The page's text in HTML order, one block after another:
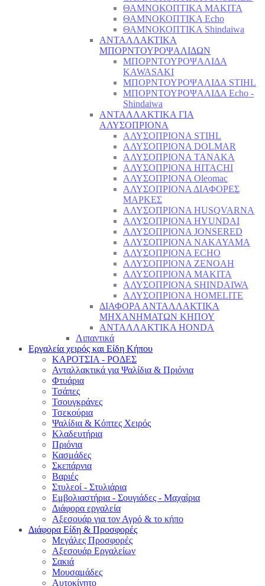
ΘΑΜΝΟΚΟΠΤΙΚΑ MAKITA
ΘΑΜΝΟΚΟΠΤΙΚΑ Echo
ΘΑΜΝΟΚΟΠΤΙΚΑ Shindaiwa
ΑΝΤΑΛΛΑΚΤΙΚΑ
ΜΠΟΡΝΤΟΥΡΟΨΑΛΙΔΩΝ
ΜΠΟΡΝΤΟΥΡΟΨΑΛΙΔΑ
KAWASAKI
ΜΠΟΡΝΤΟΥΡΟΨΑΛΙΔΑ STIHL
ΜΠΟΡΝΤΟΥΡΟΨΑΛΙΔΑ Echo -
Shindaiwa
ΑΝΤΑΛΛΑΚΤΙΚΑ ΓΙΑ
ΑΛΥΣΟΠΡΙΟΝΑ
ΑΛΥΣΟΠΡΙΟΝΑ STIHL
ΑΛΥΣΟΠΡΙΟΝΑ DOLMAR
ΑΛΥΣΟΠΡΙΟΝΑ TANAKA
ΑΛΥΣΟΠΡΙΟΝΑ HITACHI
ΑΛΥΣΟΠΡΙΟΝΑ Oleomac
ΑΛΥΣΟΠΡΙΟΝΑ ΔΙΑΦΟΡΕΣ
ΜΑΡΚΕΣ
ΑΛΥΣΟΠΡΙΟΝΑ HUSQVARNA
ΑΛΥΣΟΠΡΙΟΝΑ HYUNDAI
ΑΛΥΣΟΠΡΙΟΝΑ JONSERED
ΑΛΥΣΟΠΡΙΟΝΑ NAKAYAMA
ΑΛΥΣΟΠΡΙΟΝΑ ECHO
ΑΛΥΣΟΠΡΙΟΝΑ ZENOAH
ΑΛΥΣΟΠΡΙΟΝΑ MAKITA
ΑΛΥΣΟΠΡΙΟΝΑ SHINDAIWA
ΑΛΥΣΟΠΡΙΟΝΑ HOMELITE
ΔΙΑΦΟΡΑ ΑΝΤΑΛΛΑΚΤΙΚΑ
ΜΗΧΑΝΗΜΑΤΩΝ ΚΗΠΟΥ
ΑΝΤΑΛΛΑΚΤΙΚΑ HONDA
Λιπαντικά
Εργαλεία χειρός και Είδη Κήπου
ΚΑΡΟΤΣΙΑ - ΡΟΔΕΣ
Ανταλλακτικά για Ψαλίδια & Πριόνια
Φτυάρια
Τσάπες
Τσουγκράνες
Τσεκούρια
Ψαλίδια & Κόπτες Χειρός
Κλαδευτήρια
Πριόνια
Κασμάδες
Σκεπάρνια
Βαριές
Στυλεοί - Στυλιάρια
Εμβολιαστήρια - Σουγιάδες - Μαχαίρια
Διάφορα εργαλεία
Αξεσουάρ για τον Αγρό & το κήπο
Διάφορα Είδη & Προσφορές
Μεγάλες Προσφορές
Αξεσουάρ Εργαλείων
Σακιά
Μουσαμάδες
Αυτοκίνητο